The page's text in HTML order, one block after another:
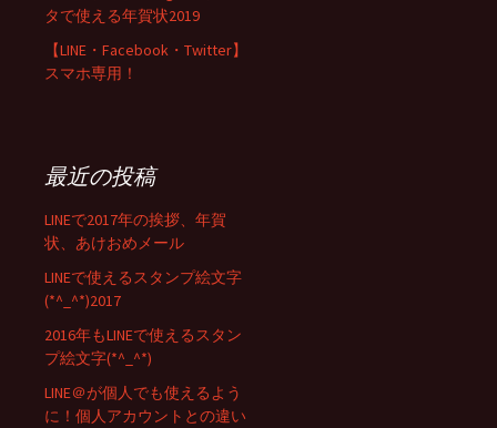
タで使える年賀状2019
【LINE・Facebook・Twitter】
スマホ専用！
最近の投稿
LINEで2017年の挨拶、年賀
状、あけおめメール
LINEで使えるスタンプ絵文字
(*^_^*)2017
2016年もLINEで使えるスタン
プ絵文字(*^_^*)
LINE＠が個人でも使えるよう
に！個人アカウントとの違い